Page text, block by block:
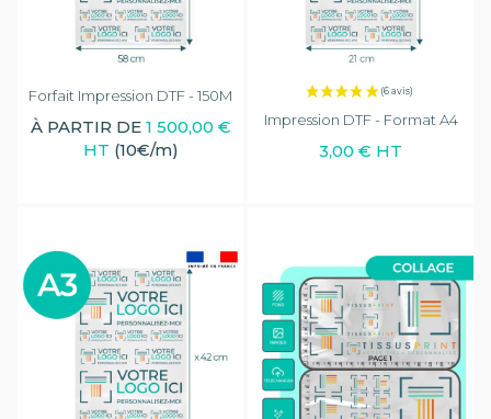
Forfait Impression DTF - 150M
À PARTIR DE 1 500,00 €
HT (10€/m)
Impression DTF - Format A4
3,00 € HT